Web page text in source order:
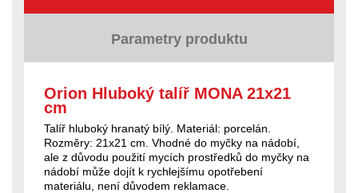
Parametry produktu
Orion Hluboký talíř MONA 21x21
cm
Talíř hluboký hranatý bílý. Materiál: porcelán.
Rozměry: 21x21 cm. Vhodné do myčky na nádobí,
ale z důvodu použití mycích prostředků do myčky na
nádobí může dojít k rychlejšímu opotřebení
materiálu, není důvodem reklamace.